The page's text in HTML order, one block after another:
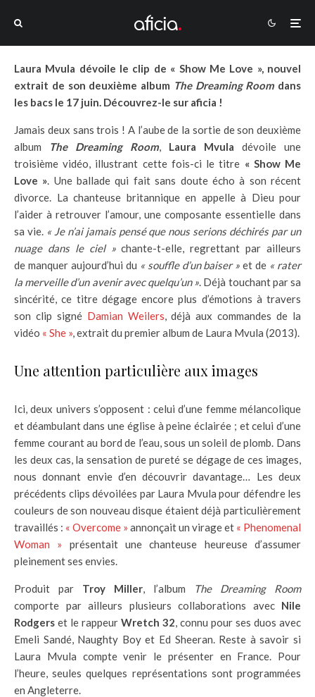
Laura Mvula dévoile le clip de « Show Me Love », nouvel
extrait de son deuxième album The Dreaming Room dans
les bacs le 17 juin. Découvrez-le sur aficia !
Jamais deux sans trois ! A l’aube de la sortie de son deuxième
album
The Dreaming Room, Laura Mvula dévoile une
troisième vidéo, illustrant cette fois-ci le titre « Show Me
Love ». Une ballade qui fait sans doute écho à son récent
divorce. La chanteuse britannique en appelle à Dieu pour
l’aider à retrouver l’amour, une composante essentielle dans
sa vie. « Je n’ai jamais pensé que nous serions déchirés par un
nuage dans le ciel »chante-t-elle, regrettant par ailleurs
de manquer aujourd’hui du « souffle d’un baiser » et de « rater
la merveille d’un avenir avec quelqu’un ». Déjà touchant par sa
sincérité, ce titre dégage encore plus d’émotions à travers
son clip signé Damian Weilers, déjà aux commandes de la
vidéo « She », extrait du premier album de Laura Mvula (2013).
Une attention particulière aux images
Ici, deux univers s’opposent : celui d’une femme mélancolique
et déambulant dans une église à peine éclairée ; et celui d’une
femme courant au bord de l’eau, sous un soleil de plomb. Dans
les deux cas, la sensation de pureté se dégage de ces images,
nous donnant envie d’en découvrir davantage… Les deux
précédents clips dévoilées par Laura Mvula pour défendre les
couleurs de son nouveau disque étaient déjà particulièrement
travaillés : « Overcome » annonçait un virage et « Phenomenal
Woman » présentait une chanteuse heureuse d’assumer
pleinement ses envies.
Produit par Troy Miller, l’album
The Dreaming Room
comporte par ailleurs plusieurs collaborations avec Nile
Rodgers et le rappeur Wretch 32, connu pour ses duos avec
Emeli Sandé, Naughty Boy et Ed Sheeran. Reste à savoir si
Laura Mvula compte venir le présenter en France. Pour
l’heure, seules quelques représentations sont programmées
en Angleterre.